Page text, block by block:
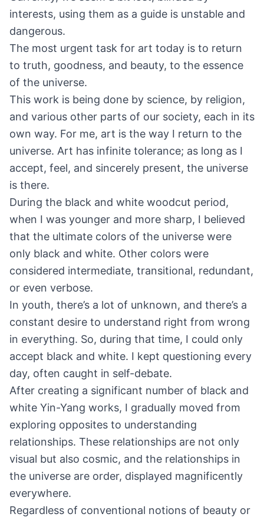
interests, using them as a guide is unstable and
dangerous.
The most urgent task for art today is to return
to truth, goodness, and beauty, to the essence
of the universe.
This work is being done by science, by religion,
and various other parts of our society, each in its
own way. For me, art is the way I return to the
universe. Art has infinite tolerance; as long as I
accept, feel, and sincerely present, the universe
is there.
During the black and white woodcut period,
when I was younger and more sharp, I believed
that the ultimate colors of the universe were
only black and white. Other colors were
considered intermediate, transitional, redundant,
or even verbose.
In youth, there’s a lot of unknown, and there’s a
constant desire to understand right from wrong
in everything. So, during that time, I could only
accept black and white. I kept questioning every
day, often caught in self-debate.
After creating a significant number of black and
white Yin-Yang works, I gradually moved from
exploring opposites to understanding
relationships. These relationships are not only
visual but also cosmic, and the relationships in
the universe are order, displayed magnificently
everywhere.
Regardless of conventional notions of beauty or